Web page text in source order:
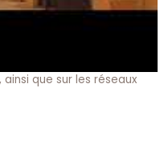
que sur les réseaux